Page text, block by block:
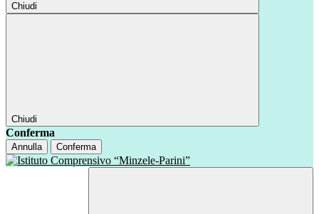
Chiudi
Chiudi
Conferma
Annulla Conferma